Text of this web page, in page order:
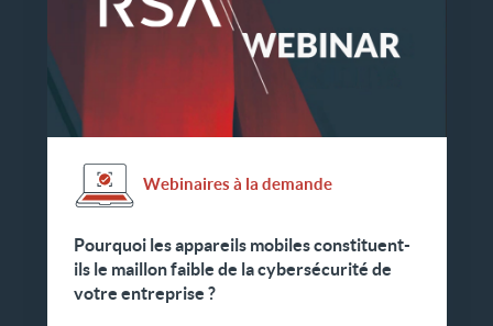
Webinaires à la demande
Pourquoi les appareils mobiles constituent-
ils le maillon faible de la cybersécurité de
votre entreprise ?